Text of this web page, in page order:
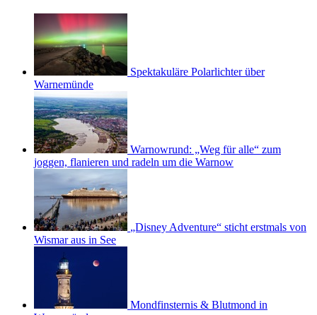
Spektakuläre Polarlichter über
Warnemünde
Warnowrund: „Weg für alle“ zum
joggen, flanieren und radeln um die Warnow
„Disney Adventure“ sticht erstmals von
Wismar aus in See
Mondfinsternis & Blutmond in